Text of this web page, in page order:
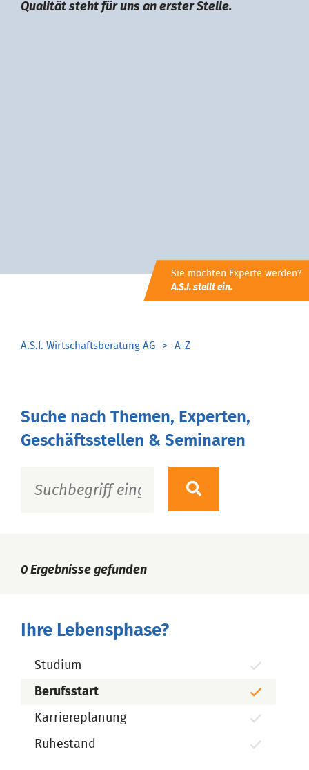
Qualität steht für uns an erster Stelle.
Sie möchten Experte werden?
A.S.I. stellt ein.
A.S.I. Wirtschaftsberatung AG A-Z
Suche nach Themen, Experten,
Geschäftsstellen & Seminaren
0 Ergebnisse gefunden
Ihre Lebensphase?
Studium
Berufsstart
Karriereplanung
Ruhestand